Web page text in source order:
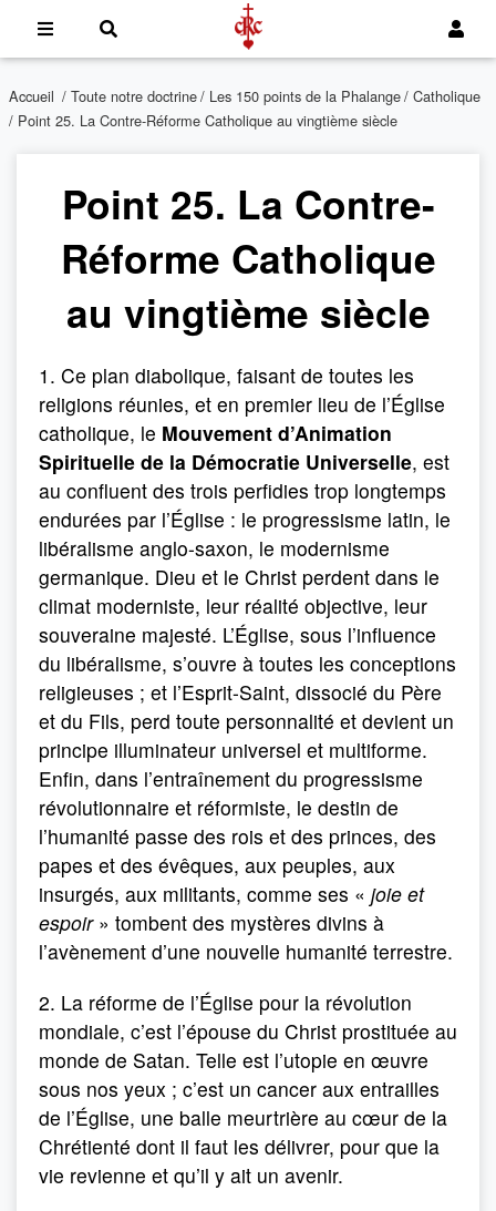
Accueil / Toute notre doctrine/ Les 150 points de la Phalange/ Catholique
/ Point 25. La Contre-Réforme Catholique au vingtième siècle
Point 25. La Contre-
Réforme Catholique
au vingtième siècle
1. Ce plan diabolique, faisant de toutes les
religions réunies, et en premier lieu de l’Église
catholique, le Mouvement d’Animation
Spirituelle de la Démocratie Universelle, est
au confluent des trois perfidies trop longtemps
endurées par l’Église : le progressisme latin, le
libéralisme anglo-saxon, le modernisme
germanique. Dieu et le Christ perdent dans le
climat moderniste, leur réalité objective, leur
souveraine majesté. L’Église, sous l’influence
du libéralisme, s’ouvre à toutes les conceptions
religieuses ; et l’Esprit-Saint, dissocié du Père
et du Fils, perd toute personnalité et devient un
principe illuminateur universel et multiforme.
Enfin, dans l’entraînement du progressisme
révolutionnaire et réformiste, le destin de
l’humanité passe des rois et des princes, des
papes et des évêques, aux peuples, aux
insurgés, aux militants, comme ses « joie et
espoir » tombent des mystères divins à
l’avènement d’une nouvelle humanité terrestre.
2. La réforme de l’Église pour la révolution
mondiale, c’est l’épouse du Christ prostituée au
monde de Satan. Telle est l’utopie en œuvre
sous nos yeux ; c’est un cancer aux entrailles
de l’Église, une balle meurtrière au cœur de la
Chrétienté dont il faut les délivrer, pour que la
vie revienne et qu’il y ait un avenir.